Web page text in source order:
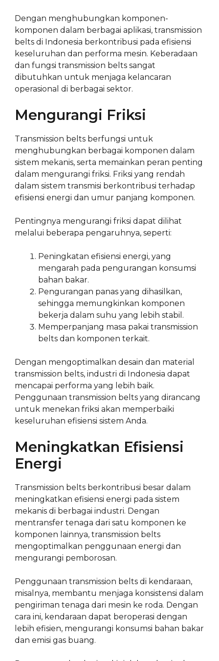
Dengan menghubungkan komponen-
komponen dalam berbagai aplikasi, transmission
belts di Indonesia berkontribusi pada efisiensi
keseluruhan dan performa mesin. Keberadaan
dan fungsi transmission belts sangat
dibutuhkan untuk menjaga kelancaran
operasional di berbagai sektor.
Mengurangi Friksi
Transmission belts berfungsi untuk
menghubungkan berbagai komponen dalam
sistem mekanis, serta memainkan peran penting
dalam mengurangi friksi. Friksi yang rendah
dalam sistem transmisi berkontribusi terhadap
efisiensi energi dan umur panjang komponen.
Pentingnya mengurangi friksi dapat dilihat
melalui beberapa pengaruhnya, seperti:
Peningkatan efisiensi energi, yang
mengarah pada pengurangan konsumsi
bahan bakar.
Pengurangan panas yang dihasilkan,
sehingga memungkinkan komponen
bekerja dalam suhu yang lebih stabil.
Memperpanjang masa pakai transmission
belts dan komponen terkait.
Dengan mengoptimalkan desain dan material
transmission belts, industri di Indonesia dapat
mencapai performa yang lebih baik.
Penggunaan transmission belts yang dirancang
untuk menekan friksi akan memperbaiki
keseluruhan efisiensi sistem Anda.
Meningkatkan Efisiensi
Energi
Transmission belts berkontribusi besar dalam
meningkatkan efisiensi energi pada sistem
mekanis di berbagai industri. Dengan
mentransfer tenaga dari satu komponen ke
komponen lainnya, transmission belts
mengoptimalkan penggunaan energi dan
mengurangi pemborosan.
Penggunaan transmission belts di kendaraan,
misalnya, membantu menjaga konsistensi dalam
pengiriman tenaga dari mesin ke roda. Dengan
cara ini, kendaraan dapat beroperasi dengan
lebih efisien, mengurangi konsumsi bahan bakar
dan emisi gas buang.